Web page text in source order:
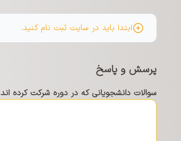
ابتدا باید در سایت ثبت نام کنید.
پرسش و پاسخ
سوالات دانشجویانی که در دوره شرکت کرده اند